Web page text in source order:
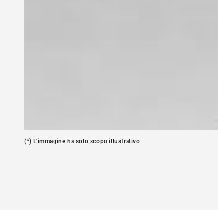
(*) L'immagine ha solo scopo illustrativo